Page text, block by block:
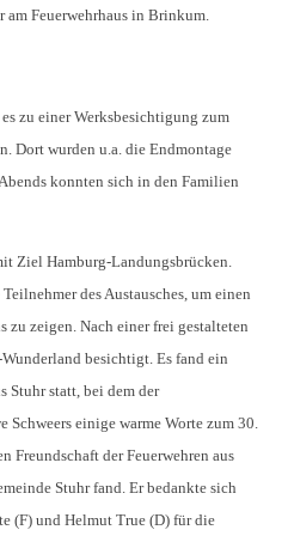
am Feuerwehrhaus in Brinkum.
zu einer Werksbesichtigung zum
Dort wurden u.a. die Endmontage
konnten sich in den Familien
Ziel Hamburg-Landungsbrücken.
des Austausches, um einen
zu zeigen. Nach einer frei gestalteten
besichtigt. Es fand ein
Stuhr statt, bei dem der
Schweers einige warme Worte zum 30.
Freundschaft der Feuerwehren aus
Stuhr fand. Er bedankte sich
(F) und Helmut True (D) für die